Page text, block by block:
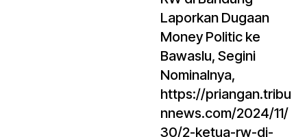
Laporkan Dugaan
Money Politic ke
Bawaslu, Segini
Nominalnya,
https://priangan.tribu
nnews.com/2024/11/
30/2-ketua-rw-di-